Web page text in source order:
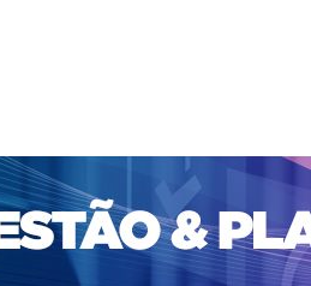
ACESSO CADASTRO
DA UNIFACS
SUBMISSÕES
DE ARTIGOS
TUTORIAL PARA
Índice de autores